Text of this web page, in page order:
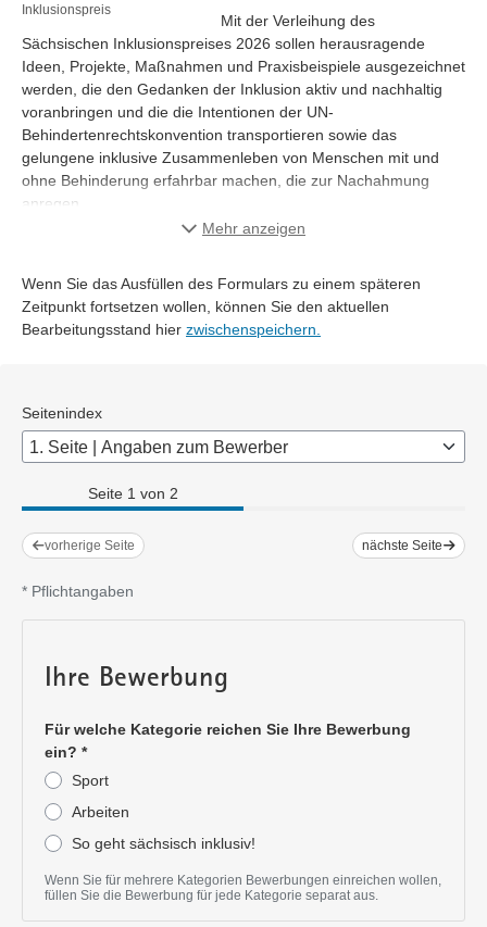
Inklusionspreis
Mit der Verleihung des
Sächsischen Inklusionspreises 2026 sollen herausragende
Ideen, Projekte, Maßnahmen und Praxisbeispiele ausgezeichnet
werden, die den Gedanken der Inklusion aktiv und nachhaltig
voranbringen und die die Intentionen der UN-
Behindertenrechtskonvention transportieren sowie das
gelungene inklusive Zusammenleben von Menschen mit und
ohne Behinderung erfahrbar machen, die zur Nachahmung
anregen.
Teilnehmen können alle im Freistaat Sachsen ansässigen
Projekte gleich welcher Rechtsform sowie alle Sportvereine, die
dem Landessportbund Sachsen angehören.
Mehr anzeigen
Wenn Sie das Ausfüllen des Formulars zu einem späteren
Zeitpunkt fortsetzen wollen, können Sie den aktuellen
Bearbeitungsstand hier zwischenspeichern.
Seitenindex
Seite 1 von 2
vorherige Seite nächste Seite
* Pflichtangaben
Ihre Bewerbung
Für welche Kategorie reichen Sie Ihre Bewerbung
ein? *
Sport
Arbeiten
So geht sächsisch inklusiv!
Pflichtangabe
Wenn Sie für mehrere Kategorien Bewerbungen einreichen wollen,
füllen Sie die Bewerbung für jede Kategorie separat aus.